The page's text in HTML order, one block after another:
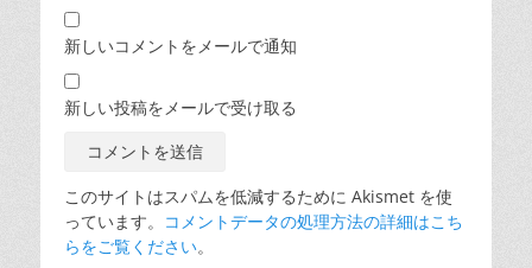
新しいコメントをメールで通知
新しい投稿をメールで受け取る
このサイトはスパムを低減するために Akismet を使
っています。 コメントデータの処理方法の詳細はこち
らをご覧ください。